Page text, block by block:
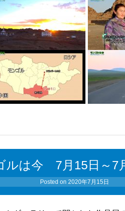
ルは今 7月15日～7
Posted on2020年7月15日